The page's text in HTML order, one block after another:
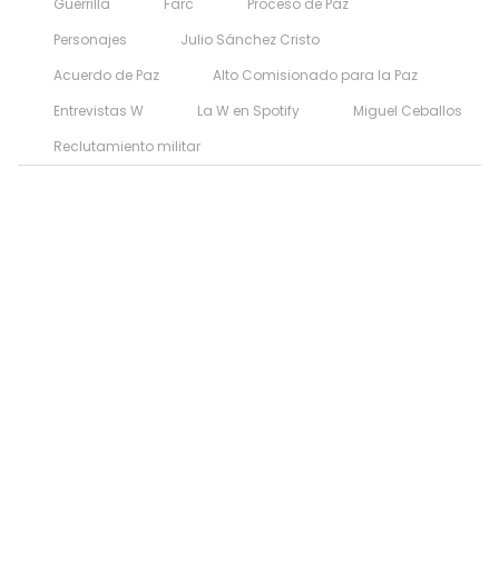
Personajes
Julio Sánchez Cristo
Acuerdo de Paz
Alto Comisionado para la Paz
Entrevistas W
La W en Spotify
Miguel Ceballos
Reclutamiento militar